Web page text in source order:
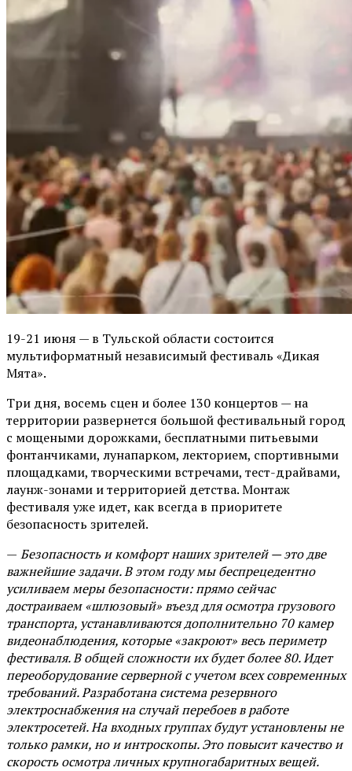
19-21 июня — в Тульской области состоится
мультиформатный независимый фестиваль «Дикая
Мята».
Три дня, восемь сцен и более 130 концертов — на
территории развернется большой фестивальный город
с мощеными дорожками, бесплатными питьевыми
фонтанчиками, лунапарком, лекторием, спортивными
площадками, творческими встречами, тест-драйвами,
лаунж-зонами и территорией детства. Монтаж
фестиваля уже идет, как всегда в приоритете
безопасность зрителей.
— Безопасность и комфорт наших зрителей — это две
важнейшие задачи. В этом году мы беспрецедентно
усиливаем меры безопасности: прямо сейчас
достраиваем «шлюзовый» въезд для осмотра грузового
транспорта, устанавливаются дополнительно 70 камер
видеонаблюдения, которые «закроют» весь периметр
фестиваля. В общей сложности их будет более 80. Идет
переоборудование серверной с учетом всех современных
требований. Разработана система резервного
электроснабжения на случай перебоев в работе
электросетей. На входных группах будут установлены не
только рамки, но и интроскопы. Это повысит качество и
скорость осмотра личных крупногабаритных вещей.